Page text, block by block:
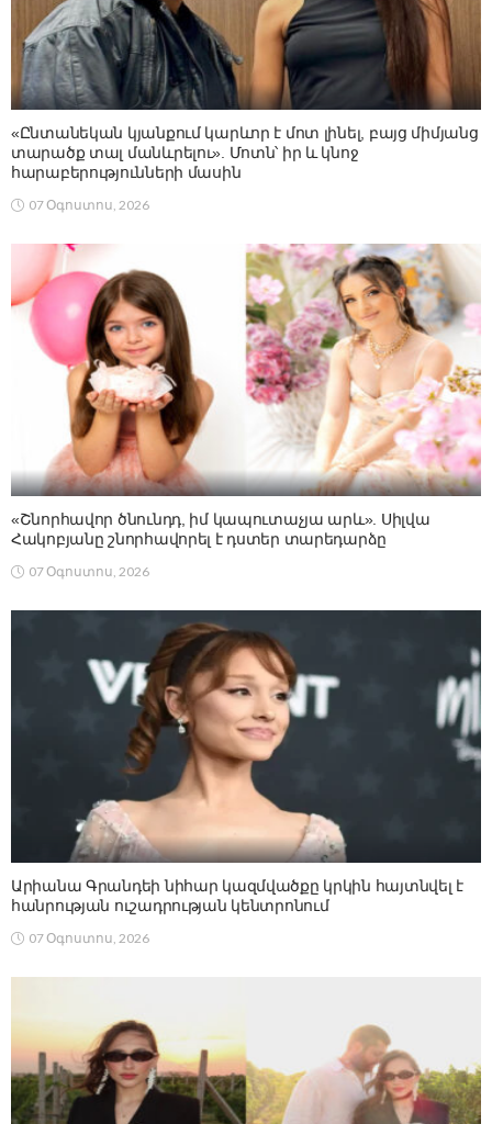
«Ընտանեկան կյանքում կարևոր է մոտ լինել, բայց միմյանց
տարածք տալ մանևրելու». Մոտն՝ իր և կնոջ
հարաբերությունների մասին
07 Օգոստոս, 2026
«Շնորհավոր ծնունդդ, իմ կապուտաչյա արև». Սիլվա
Հակոբյանը շնորհավորել է դստեր տարեդարձը
07 Օգոստոս, 2026
Արիանա Գրանդեի նիհար կազմվածքը կրկին հայտնվել է
հանրության ուշադրության կենտրոնում
07 Օգոստոս, 2026